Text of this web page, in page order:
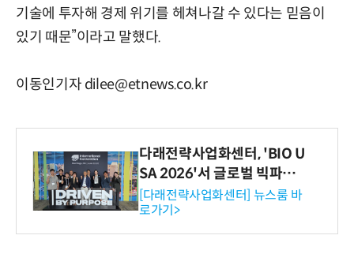
기술에 투자해 경제 위기를 헤쳐나갈 수 있다는 믿음이
있기 때문”이라고 말했다.
이동인기자 dilee@etnews.co.kr
다래전략사업화센터, 'BIO U
SA 2026'서 글로벌 빅파마
와의 비즈니스 미팅 지원…K
-바이오 해외 진출 교두보 확
보
[다래전략사업화센터] 뉴스룸 바
로가기>